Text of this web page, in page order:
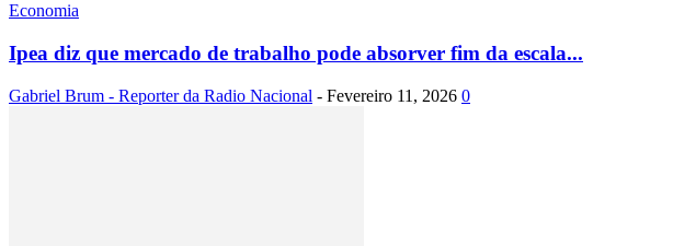
Economia
Ipea diz que mercado de trabalho pode absorver fim da escala...
Gabriel Brum - Reporter da Radio Nacional - Fevereiro 11, 2026 0